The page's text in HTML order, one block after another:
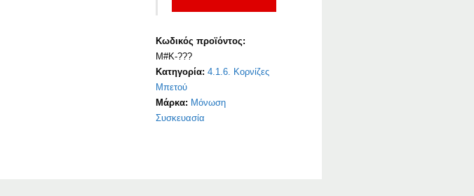
Κωδικός προϊόντος:
M#K-???
Κατηγορία: 4.1.6. Κορνίζες
Μπετού
Μάρκα: Μόνωση
Συσκευασία